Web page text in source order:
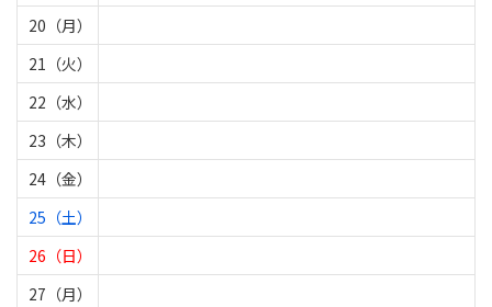
20（月）
21（火）
22（水）
23（木）
24（金）
25（土）
26（日）
27（月）